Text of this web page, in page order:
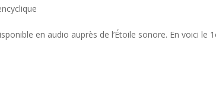
en audio auprès de l’Étoile sonore. En voici le